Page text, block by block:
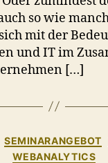
so wie
mit der
und IT im
[…]
SEMINARANGEBOT
WEBANALYTICS